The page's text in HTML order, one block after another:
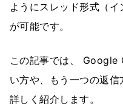
ようにスレッド形式（
が可能です。
この記事では、 Google
い方や、もう一つの返
詳しく紹介します。